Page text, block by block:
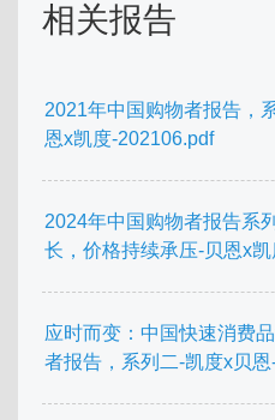
相关报告
2021年中国购物者报告，
恩x凯度-202106.pdf
2024年中国购物者报告系
长，价格持续承压-贝恩x
应时而变：中国快速消费
者报告，系列二-凯度x贝